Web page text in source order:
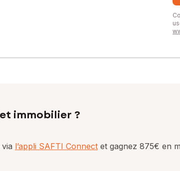
immobilier ?
l’appli SAFTI Connect et gagnez 875€ en